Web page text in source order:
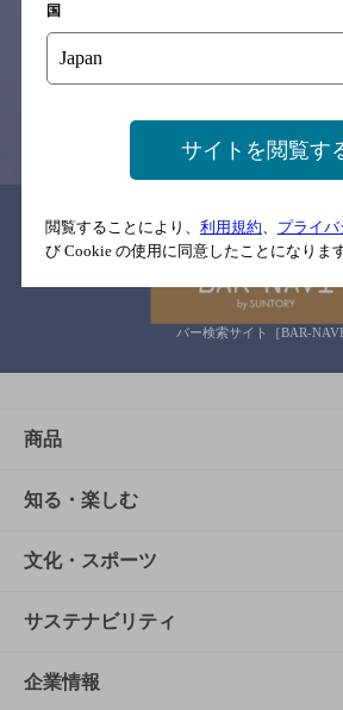
※それぞれのお店のメニューや営業時間など
予告なしに変更されることがあ
念のためお店にご確認の上ご来店くださいま
情報提供：ぐるなび
関連リンク
バー検索サイト［BAR-NAVI
商品
商品TOP
商品一覧
商品発売情報
栄養成分一覧
知る・楽しむ
知る・楽しむTOP
キャンペーン
工場見学
文化・スポーツ
文化・スポーツTOP
サントリーホール
サステナビリティ
サステナビリティTOP
企業情報
国
サイトを閲覧す
閲覧することにより、 利用規約、 プライ
び Cookie の使用に同意したことになります